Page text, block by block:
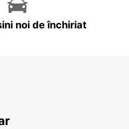
noi de închiriat